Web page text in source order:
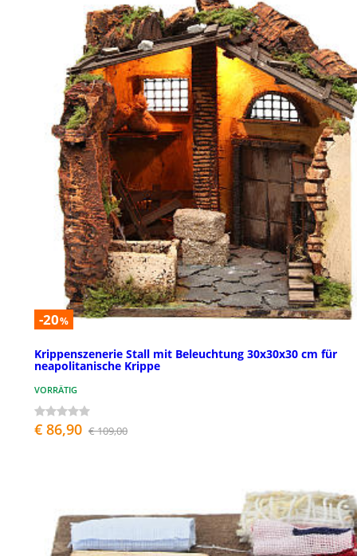
-20%
Krippenszenerie Stall mit Beleuchtung 30x30x30 cm für
neapolitanische Krippe
VORRÄTIG
€ 86,90 € 109,00